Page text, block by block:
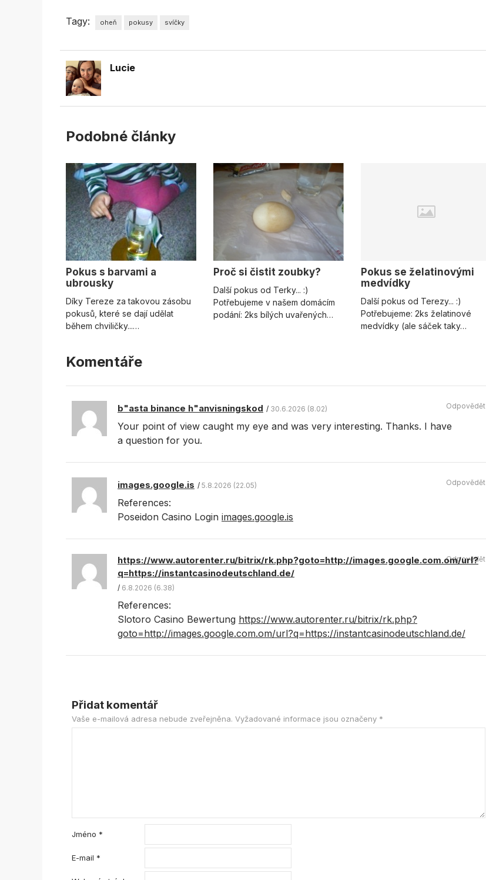
Tagy: oheň pokusy svíčky
Lucie
Podobné články
Pokus s barvami a
ubrousky
Díky Tereze za takovou zásobu
pokusů, které se dají udělat
během chviličky...…
Proč si čistit zoubky?
Další pokus od Terky... :)
Potřebujeme v našem domácím
podání: 2ks bílých uvařených…
Pokus se želatinovými
medvídky
Další pokus od Terezy... :)
Potřebujeme: 2ks želatinové
medvídky (ale sáček taky…
Komentáře
b"asta binance h"anvisningskod 30.6.2026 (8.02)
Your point of view caught my eye and was very interesting. Thanks. I have
a question for you.
Odpovědět
images.google.is 5.8.2026 (22.05)
References:
Poseidon Casino Login images.google.is
Odpovědět
https://www.autorenter.ru/bitrix/rk.php?goto=http://images.google.com.om/url?
q=https://instantcasinodeutschland.de/
6.8.2026 (6.38)
References:
Slotoro Casino Bewertung https://www.autorenter.ru/bitrix/rk.php?
goto=http://images.google.com.om/url?q=https://instantcasinodeutschland.de/
Odpovědět
Přidat komentář
Vaše e-mailová adresa nebude zveřejněna. Vyžadované informace jsou označeny *
Jméno *
E-mail *